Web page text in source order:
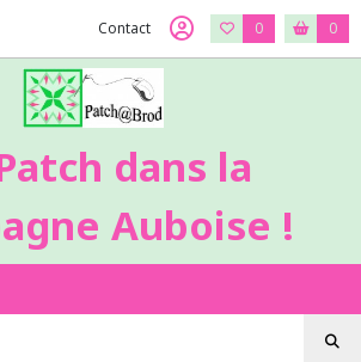
Contact 0 0
dans la
Auboise !